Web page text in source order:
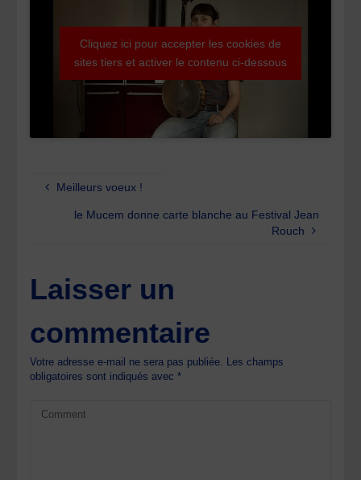
Cliquez ici pour accepter les cookies de
sites tiers et activer le contenu ci-dessous
Meilleurs voeux !
le Mucem donne carte blanche au Festival Jean
Rouch
Laisser un
commentaire
Votre adresse e-mail ne sera pas publiée. Les champs
obligatoires sont indiqués avec*